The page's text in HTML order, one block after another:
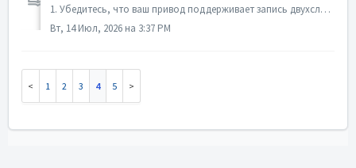
1. Убедитесь, что ваш привод поддерживает запись двухслойных дисков. 2. Уменьшите скорость записи: запись на высокой скорости может привести к сбою при...
Вт, 14 Июл, 2026 на 3:37 PM
1 2 3 4 5